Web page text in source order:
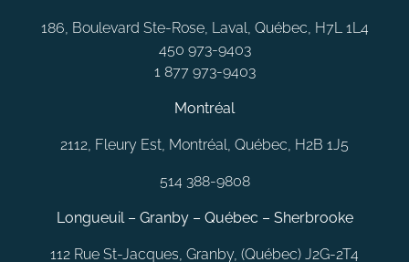
186, Boulevard Ste-Rose, Laval, Québec, H7L 1L4
450 973-9403
1 877 973-9403
Montréal
2112, Fleury Est, Montréal, Québec, H2B 1J5
514 388-9808
Longueuil – Granby – Québec – Sherbrooke
112 Rue St-Jacques, Granby, (Québec) J2G-2T4